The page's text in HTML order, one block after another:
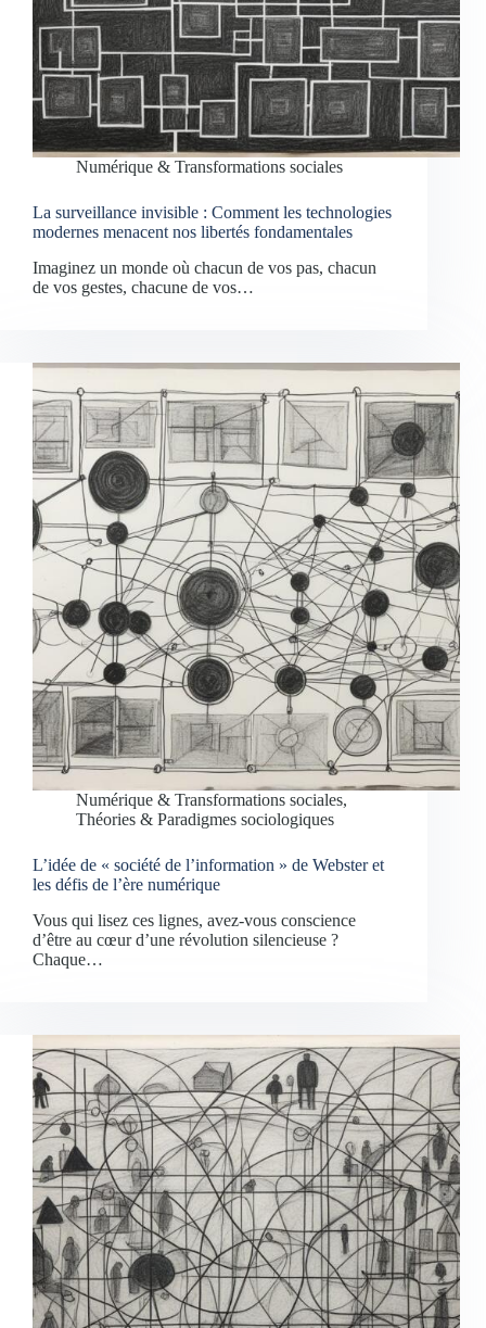
Numérique & Transformations sociales
La surveillance invisible : Comment les technologies
modernes menacent nos libertés fondamentales
Imaginez un monde où chacun de vos pas, chacun
de vos gestes, chacune de vos…
Numérique & Transformations sociales,
Théories & Paradigmes sociologiques
L’idée de « société de l’information » de Webster et
les défis de l’ère numérique
Vous qui lisez ces lignes, avez-vous conscience
d’être au cœur d’une révolution silencieuse ?
Chaque…